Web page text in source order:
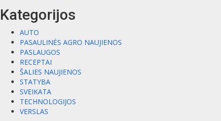
Kategorijos
AUTO
PASAULINĖS AGRO NAUJIENOS
PASLAUGOS
RECEPTAI
ŠALIES NAUJIENOS
STATYBA
SVEIKATA
TECHNOLOGIJOS
VERSLAS